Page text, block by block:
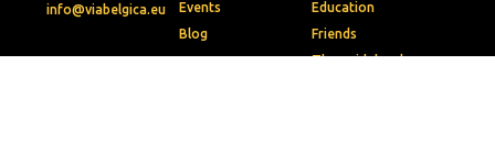
info@viabelgica.eu
Events
Blog
Education
Friends
The guidebook